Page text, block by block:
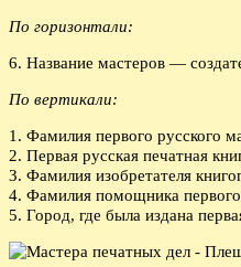
По горизонтали:
6. Название мастеров —
По вертикали:
1. Фамилия первого русского
2. Первая русская печатная
3. Фамилия изобретателя
4. Фамилия помощника первого
5. Город, где была издана